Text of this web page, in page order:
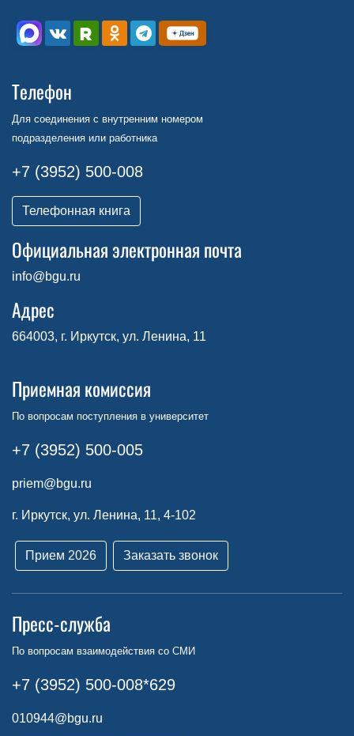
Телефон
Для соединения с внутренним номером
подразделения или работника
+7 (3952) 500-008
Телефонная книга
Официальная электронная почта
info@bgu.ru
Адрес
664003, г. Иркутск, ул. Ленина, 11
Приемная комиссия
По вопросам поступления в университет
+7 (3952) 500-005
priem@bgu.ru
г. Иркутск, ул. Ленина, 11, 4-102
Прием 2026 Заказать звонок
Пресс-служба
По вопросам взаимодействия со СМИ
+7 (3952) 500-008*629
010944@bgu.ru